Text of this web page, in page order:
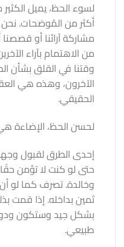
لسوء الحظ، يميل
أكثر من المُوضحات.
مشاركة آرائنا أو
من الاهتمام بآراء
وقتنا في القلق بشأن
الآخرون، وهذه هي
الحقيقي.
لحسن الحظ، الإضاءة
إحدى الطرق لقبول
حتى لو كنت لا تؤمن
وخالدة. تصرف كما لو
ثمين بداخله. إذا قمت
بشكل جيد وستكون
طبيعي.